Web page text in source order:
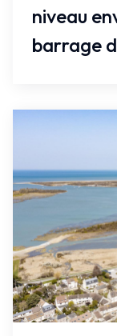
niveau
barrage